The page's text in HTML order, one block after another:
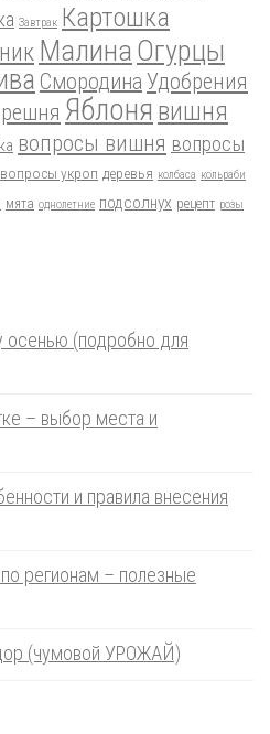
Завтрак Картошка
Малина Огурцы
Смородина Удобрения
Яблоня вишня
вопросы вишня вопросы
вопросы укроп деревья колбаса кольраби
мята однолетние подсолнух рецепт розы
(подробно для
– выбор места и
и правила внесения
регионам – полезные
(чумовой УРОЖАЙ)